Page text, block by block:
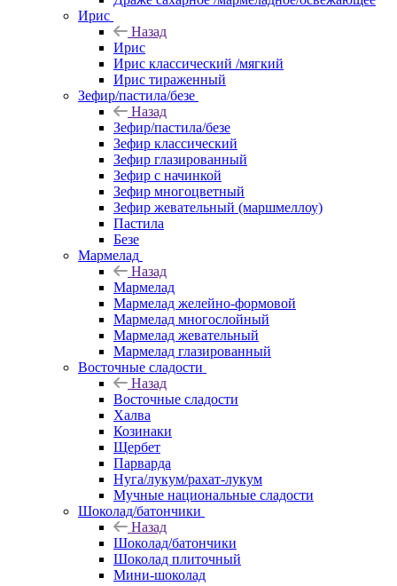
Ирис
Назад
Ирис
Ирис классический /мягкий
Ирис тираженный
Зефир/пастила/безе
Назад
Зефир/пастила/безе
Зефир классический
Зефир глазированный
Зефир с начинкой
Зефир многоцветный
Зефир жевательный (маршмеллоу)
Пастила
Безе
Мармелад
Назад
Мармелад
Мармелад желейно-формовой
Мармелад многослойный
Мармелад жевательный
Мармелад глазированный
Восточные сладости
Назад
Восточные сладости
Халва
Козинаки
Щербет
Парварда
Нуга/лукум/рахат-лукум
Мучные национальные сладости
Шоколад/батончики
Назад
Шоколад/батончики
Шоколад плиточный
Мини-шоколад